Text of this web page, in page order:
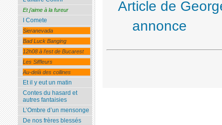
Article de
annonce
Et j’aime à la fureur
I Comete
Sieranevada
Bad Luck Banging
12h08 à l’est de Bucarest
Les Siffleurs
Au-delà des collines
Et il y eut un matin
Contes du hasard et
autres fantaisies
L’Ombre d’un mensonge
De nos frères blessés